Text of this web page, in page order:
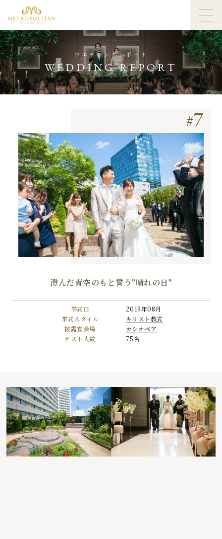
ウエディングレポート
WEDDING REPORT
7
澄んだ青空のもと誓う"晴れの日"
挙式日
2019年08月
挙式スタイル
キリスト教式
披露宴会場
カシオペア
ゲスト人数
75名